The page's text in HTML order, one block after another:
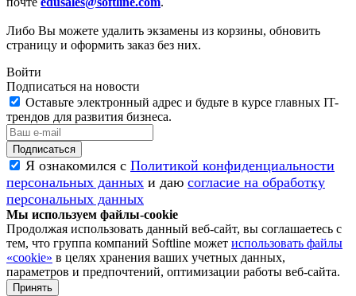
Либо Вы можете удалить экзамены из корзины, обновить
страницу и оформить заказ без них.
Войти
Подписаться на новости
Оставьте электронный адрес и будьте в курсе главных IT-
трендов для развития бизнеса.
Я ознакомился с Политикой конфиденциальности
персональных данных и даю согласие на обработку
персональных данных
Мы используем файлы-cookie
Продолжая использовать данный веб-сайт, вы соглашаетесь с
тем, что группа компаний Softline может использовать файлы
«cookie» в целях хранения ваших учетных данных,
параметров и предпочтений, оптимизации работы веб-сайта.
Принять